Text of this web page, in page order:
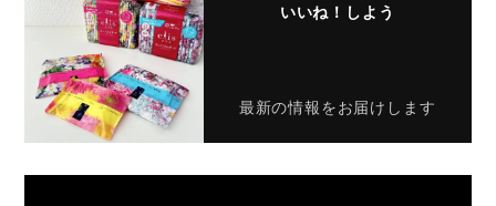
いいね！しよう
最新の情報をお届けします